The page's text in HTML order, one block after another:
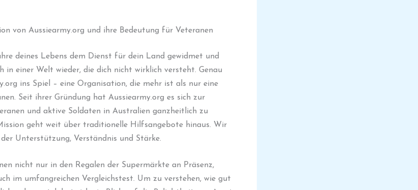
von Aussiearmy.org und ihre Bedeutung für Veteranen
deines Lebens dem Dienst für dein Land gewidmet und
in einer Welt wieder, die dich nicht wirklich versteht. Genau
ins Spiel – eine Organisation, die mehr ist als nur eine
Seit ihrer Gründung hat Aussiearmy.org es sich zur
und aktive Soldaten in Australien ganzheitlich zu
geht weit über traditionelle Hilfsangebote hinaus. Wir
Unterstützung, Verständnis und Stärke.
nicht nur in den Regalen der Supermärkte an Präsenz,
im umfangreichen Vergleichstest. Um zu verstehen, wie gut